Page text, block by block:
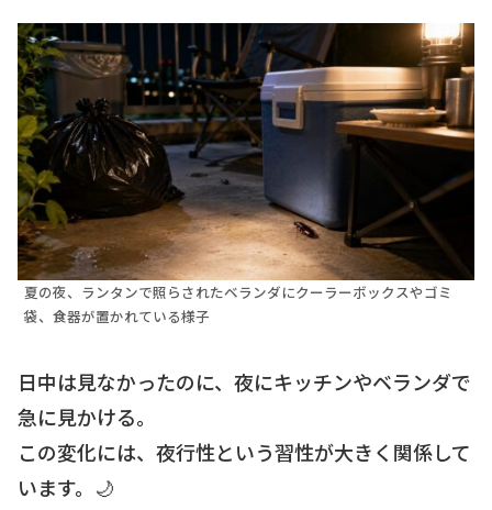
夏の夜、ランタンで照らされたベランダにクーラーボックスやゴミ
袋、食器が置かれている様子
日中は見なかったのに、夜にキッチンやベランダで
急に見かける。
この変化には、夜行性という習性が大きく関係して
います。🌙